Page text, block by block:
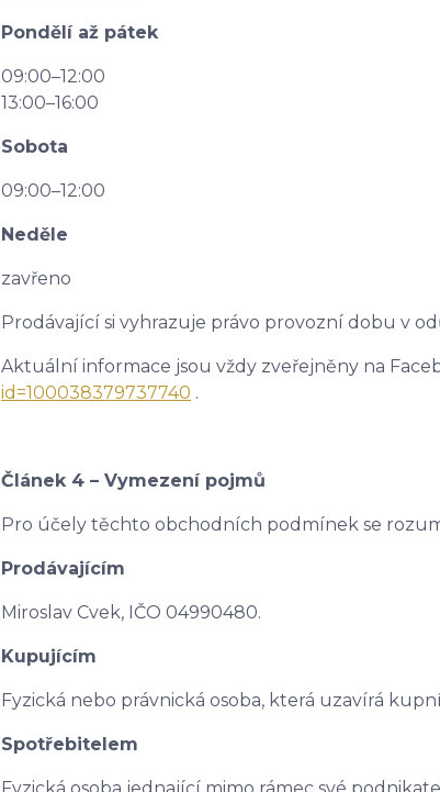
Pondělí až pátek
09:00–12:00
13:00–16:00
Sobota
09:00–12:00
Neděle
zavřeno
Prodávající si vyhrazuje právo provozní dobu v
Aktuální informace jsou vždy zveřejněny na
id=100038379737740 .
Článek 4 – Vymezení pojmů
Pro účely těchto obchodních podmínek se
Prodávajícím
Miroslav Cvek, IČO 04990480.
Kupujícím
Fyzická nebo právnická osoba, která uzavírá
Spotřebitelem